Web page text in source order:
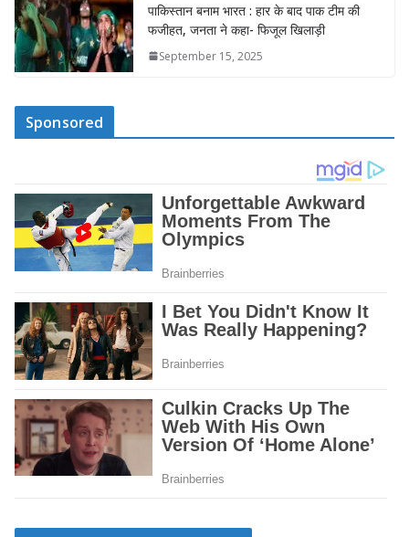
पाकिस्तान बनाम भारत : हार के बाद पाक टीम की
फजीहत, जनता ने कहा- फिजूल खिलाड़ी
September 15, 2025
Sponsored